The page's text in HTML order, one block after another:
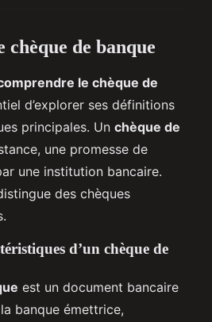
de banque
le chèque de
d’explorer ses définitions
principales. Un chèque de
une promesse de
une institution bancaire.
des chèques
d’un chèque de
est un document bancaire
banque émettrice,